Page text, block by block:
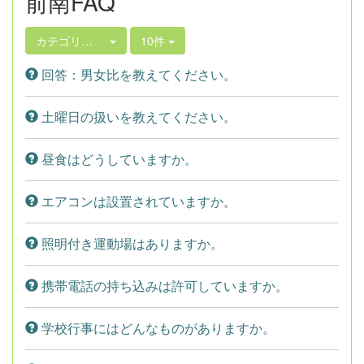
カテゴリ選択 10件
回答：男女比を教えてください。
土曜日の扱いを教えてください。
昼食はどうしていますか。
エアコンは設置されていますか。
照明付き運動場はありますか。
携帯電話の持ち込みは許可していますか。
学校行事にはどんなものがありますか。